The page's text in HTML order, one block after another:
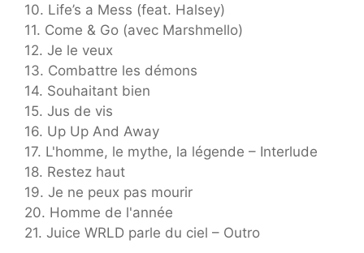
10. Life’s a Mess (feat. Halsey)
11. Come & Go (avec Marshmello)
12. Je le veux
13. Combattre les démons
14. Souhaitant bien
15. Jus de vis
16. Up Up And Away
17. L'homme, le mythe, la légende – Interlude
18. Restez haut
19. Je ne peux pas mourir
20. Homme de l'année
21. Juice WRLD parle du ciel – Outro